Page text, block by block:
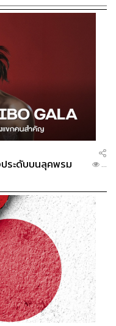
ประดับบนลุคพรม
...